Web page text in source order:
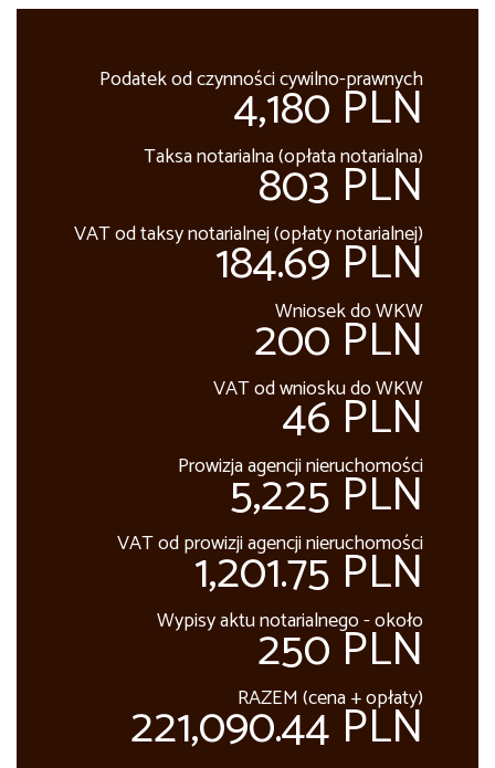
Podatek od czynności cywilno-prawnych
4,180 PLN
Taksa notarialna (opłata notarialna)
803 PLN
VAT od taksy notarialnej (opłaty notarialnej)
184.69 PLN
Wniosek do WKW
200 PLN
VAT od wniosku do WKW
46 PLN
Prowizja agencji nieruchomości
5,225 PLN
VAT od prowizji agencji nieruchomości
1,201.75 PLN
Wypisy aktu notarialnego - około
250 PLN
RAZEM (cena + opłaty)
221,090.44 PLN